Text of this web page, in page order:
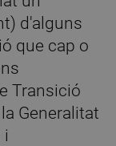
d'alguns
que cap o
Transició
Generalitat
i